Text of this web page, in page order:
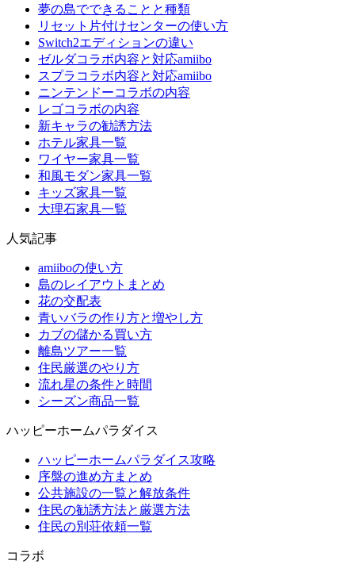
夢の島でできることと種類
リセット片付けセンターの使い方
Switch2エディションの違い
ゼルダコラボ内容と対応amiibo
スプラコラボ内容と対応amiibo
ニンテンドーコラボの内容
レゴコラボの内容
新キャラの勧誘方法
ホテル家具一覧
ワイヤー家具一覧
和風モダン家具一覧
キッズ家具一覧
大理石家具一覧
人気記事
amiiboの使い方
島のレイアウトまとめ
花の交配表
青いバラの作り方と増やし方
カブの儲かる買い方
離島ツアー一覧
住民厳選のやり方
流れ星の条件と時間
シーズン商品一覧
ハッピーホームパラダイス
ハッピーホームパラダイス攻略
序盤の進め方まとめ
公共施設の一覧と解放条件
住民の勧誘方法と厳選方法
住民の別荘依頼一覧
コラボ